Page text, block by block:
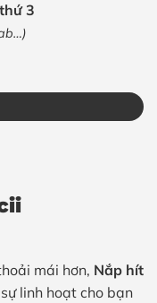
3
mái hơn, Nắp hít
linh hoạt cho bạn